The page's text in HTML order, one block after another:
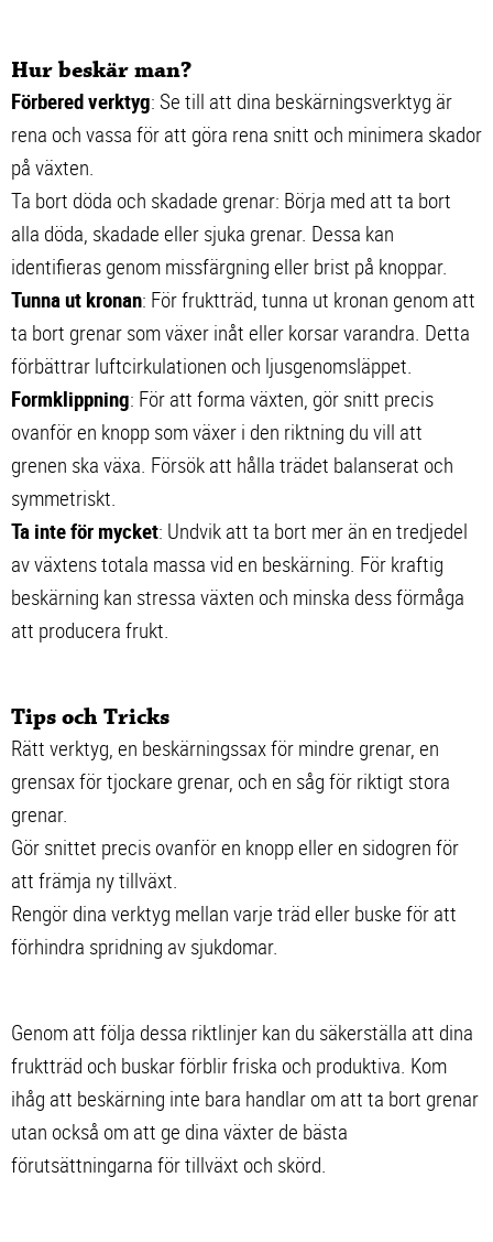
Hur beskär man?
Förbered verktyg: Se till att dina beskärningsverktyg är
rena och vassa för att göra rena snitt och minimera skador
på växten.
Ta bort döda och skadade grenar: Börja med att ta bort
alla döda, skadade eller sjuka grenar. Dessa kan
identifieras genom missfärgning eller brist på knoppar.
Tunna ut kronan: För fruktträd, tunna ut kronan genom att
ta bort grenar som växer inåt eller korsar varandra. Detta
förbättrar luftcirkulationen och ljusgenomsläppet.
Formklippning: För att forma växten, gör snitt precis
ovanför en knopp som växer i den riktning du vill att
grenen ska växa. Försök att hålla trädet balanserat och
symmetriskt.
Ta inte för mycket: Undvik att ta bort mer än en tredjedel
av växtens totala massa vid en beskärning. För kraftig
beskärning kan stressa växten och minska dess förmåga
att producera frukt.
Tips och Tricks
Rätt verktyg, en beskärningssax för mindre grenar, en
grensax för tjockare grenar, och en såg för riktigt stora
grenar.
Gör snittet precis ovanför en knopp eller en sidogren för
att främja ny tillväxt.
Rengör dina verktyg mellan varje träd eller buske för att
förhindra spridning av sjukdomar.
Genom att följa dessa riktlinjer kan du säkerställa att dina
fruktträd och buskar förblir friska och produktiva. Kom
ihåg att beskärning inte bara handlar om att ta bort grenar
utan också om att ge dina växter de bästa
förutsättningarna för tillväxt och skörd.